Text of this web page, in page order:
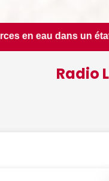
totalité du
Radio